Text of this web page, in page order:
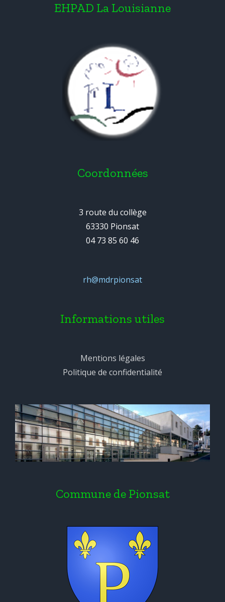
EHPAD La Louisianne
Coordonnées
3 route du collège
63330 Pionsat
04 73 85 60 46
rh@mdrpionsat
Informations utiles
Mentions légales
Politique de confidentialité
Commune de Pionsat